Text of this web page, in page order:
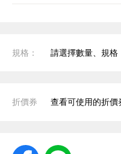
規格： 請選擇數量、規格
折價券 查看可使用的折價